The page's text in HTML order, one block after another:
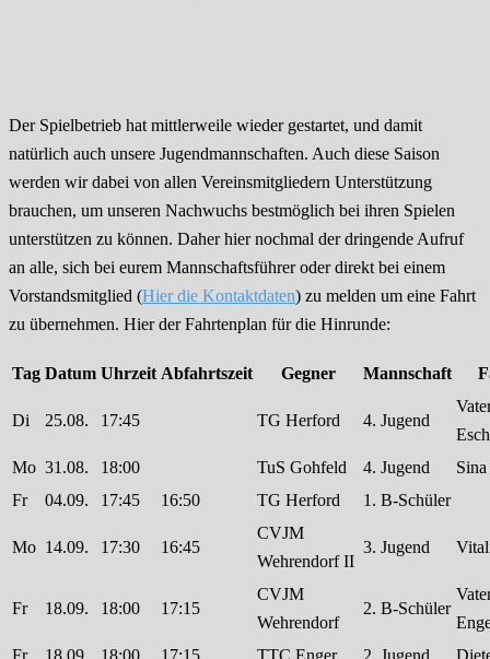
Der Spielbetrieb hat mittlerweile wieder gestartet, und damit
natürlich auch unsere Jugendmannschaften. Auch diese Saison
werden wir dabei von allen Vereinsmitgliedern Unterstützung
brauchen, um unseren Nachwuchs bestmöglich bei ihren Spielen
unterstützen zu können. Daher hier nochmal der dringende Aufruf
an alle, sich bei eurem Mannschaftsführer oder direkt bei einem
Vorstandsmitglied (Hier die Kontaktdaten) zu melden um eine Fahrt
zu übernehmen. Hier der Fahrtenplan für die Hinrunde:
Tag Datum Uhrzeit Abfahrtszeit Gegner Mannschaft
Di 25.08. 17:45 TG Herford 4. Jugend
Mo 31.08. 18:00 TuS Gohfeld 4. Jugend
Sina
Fr
04.09. 17:45 16:50 TG Herford 1. B-Schüler
Mo 14.09. 17:30 16:45
CVJM
Wehrendorf II
3. Jugend
Fr 18.09. 18:00 17:15
CVJM
Wehrendorf
2. B-Schüler